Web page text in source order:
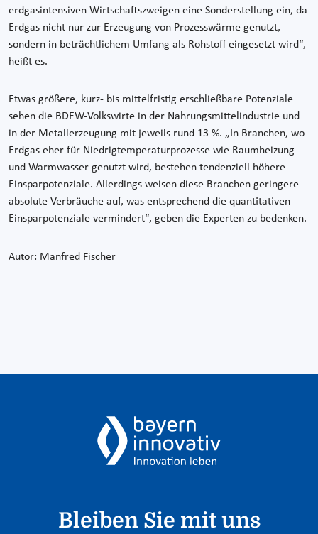
erdgasintensiven Wirtschaftszweigen eine Sonderstellung ein, da
Erdgas nicht nur zur Erzeugung von Prozesswärme genutzt,
sondern in beträchtlichem Umfang als Rohstoff eingesetzt wird“,
heißt es.
Etwas größere, kurz- bis mittelfristig erschließbare Potenziale
sehen die BDEW-Volkswirte in der Nahrungsmittelindustrie und
in der Metallerzeugung mit jeweils rund 13 %. „In Branchen, wo
Erdgas eher für Niedrigtemperaturprozesse wie Raumheizung
und Warmwasser genutzt wird, bestehen tendenziell höhere
Einsparpotenziale. Allerdings weisen diese Branchen geringere
absolute Verbräuche auf, was entsprechend die quantitativen
Einsparpotenziale vermindert“, geben die Experten zu bedenken.
Autor: Manfred Fischer
Bleiben Sie mit uns